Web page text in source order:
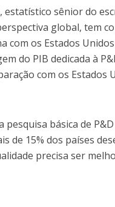
estatístico sênior do
global, tem
com os Estados
do PIB dedicada à
com os Estados
básica de
de 15% dos países
precisa ser